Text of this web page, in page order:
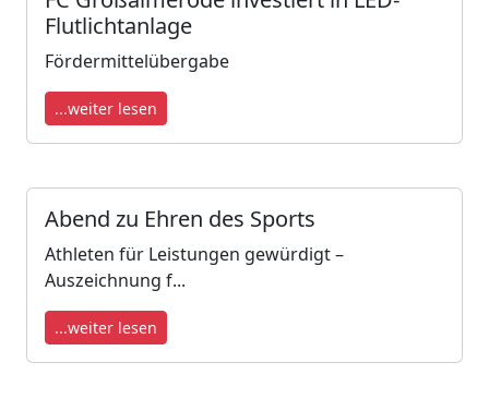
Flutlichtanlage
Fördermittelübergabe
...weiter lesen
Abend zu Ehren des Sports
Athleten für Leistungen gewürdigt –
Auszeichnung f...
...weiter lesen